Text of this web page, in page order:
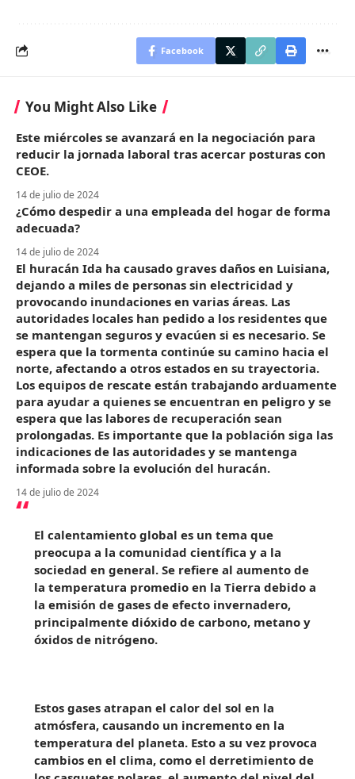
Facebook
You Might Also Like
Este miércoles se avanzará en la negociación para
reducir la jornada laboral tras acercar posturas con
CEOE.
14 de julio de 2024
¿Cómo despedir a una empleada del hogar de forma
adecuada?
14 de julio de 2024
El huracán Ida ha causado graves daños en Luisiana,
dejando a miles de personas sin electricidad y
provocando inundaciones en varias áreas. Las
autoridades locales han pedido a los residentes que
se mantengan seguros y evacúen si es necesario. Se
espera que la tormenta continúe su camino hacia el
norte, afectando a otros estados en su trayectoria.
Los equipos de rescate están trabajando arduamente
para ayudar a quienes se encuentran en peligro y se
espera que las labores de recuperación sean
prolongadas. Es importante que la población siga las
indicaciones de las autoridades y se mantenga
informada sobre la evolución del huracán.
14 de julio de 2024
El calentamiento global es un tema que
preocupa a la comunidad científica y a la
sociedad en general. Se refiere al aumento de
la temperatura promedio en la Tierra debido a
la emisión de gases de efecto invernadero,
principalmente dióxido de carbono, metano y
óxidos de nitrógeno.
Estos gases atrapan el calor del sol en la
atmósfera, causando un incremento en la
temperatura del planeta. Esto a su vez provoca
cambios en el clima, como el derretimiento de